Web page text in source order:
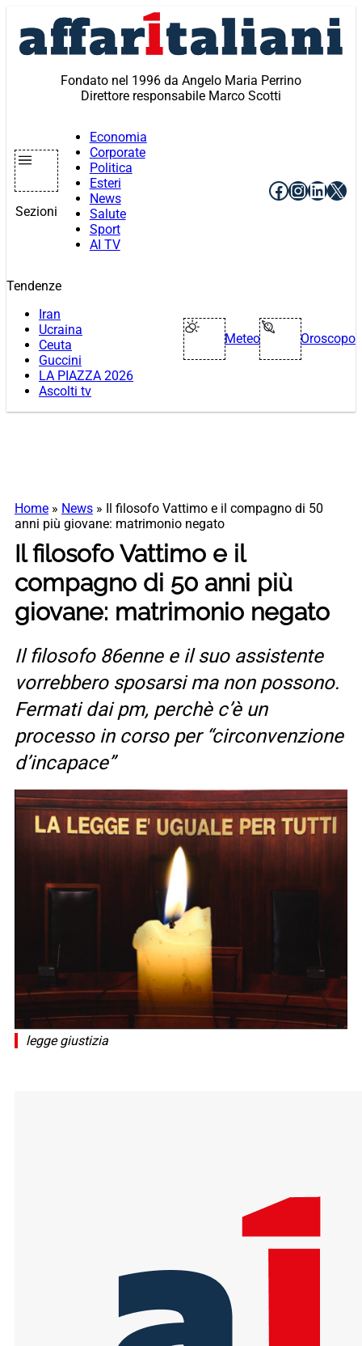
contenuto
Fondato nel 1996 da Angelo Maria Perrino
Direttore responsabile Marco Scotti
Sezioni
Economia
Corporate
Politica
Esteri
News
Salute
Sport
AI TV
Facebook
X
Tendenze
Iran
Ucraina
Ceuta
Guccini
LA PIAZZA 2026
Ascolti tv
Meteo Oroscopo
Home » News »
Il filosofo Vattimo e il compagno di 50
anni più giovane: matrimonio negato
Il filosofo Vattimo e il
compagno di 50 anni più
giovane: matrimonio negato
Il filosofo 86enne e il suo assistente
vorrebbero sposarsi ma non possono.
Fermati dai pm, perchè c’è un
processo in corso per “circonvenzione
d’incapace”
legge giustizia